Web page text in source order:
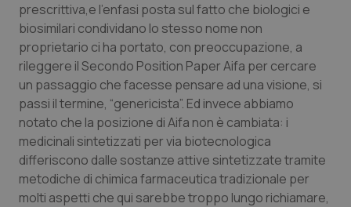
Friuli Venezia Giulia
Lazio
Liguria
Lombardia
Marche
Dermatite Atopica
Diabete & glucometri
Disturbi dell’umore
Dolore
Donna & Salute
prescrittiva,e l’enfasi posta sul fatto che biologici e
biosimilari condividano lo stesso nome non
proprietario ci ha portato, con preoccupazione, a
rileggere il Secondo Position Paper Aifa per cercare
un passaggio che facesse pensare ad una visione, si
passi il termine, “genericista”. Ed invece abbiamo
notato che la posizione di Aifa non è cambiata: i
medicinali sintetizzati per via biotecnologica
differiscono dalle sostanze attive sintetizzate tramite
metodiche di chimica farmaceutica tradizionale per
molti aspetti che qui sarebbe troppo lungo richiamare,